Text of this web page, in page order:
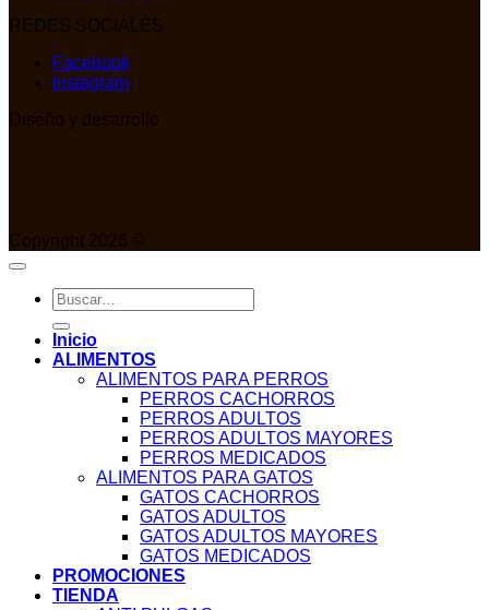
REDES SOCIALES
Facebook
Instagram
Diseño y desarrollo
Copyright 2026 ©
Buscar
por:
Inicio
ALIMENTOS
ALIMENTOS PARA PERROS
PERROS CACHORROS
PERROS ADULTOS
PERROS ADULTOS MAYORES
PERROS MEDICADOS
ALIMENTOS PARA GATOS
GATOS CACHORROS
GATOS ADULTOS
GATOS ADULTOS MAYORES
GATOS MEDICADOS
PROMOCIONES
TIENDA